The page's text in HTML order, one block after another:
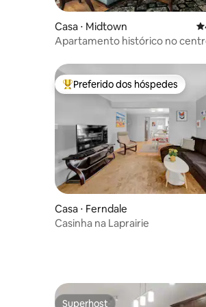
Casa ⋅ Midtown
Apartamento histórico no
Entre os melhores preferidos
Preferido dos hóspedes
Casa ⋅ Ferndale
Casinha na Laprairie
Superhost